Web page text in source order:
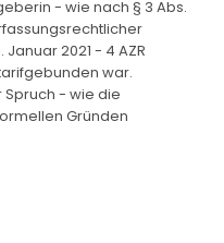
- wie nach § 3 Abs.
2021 - 4 AZR
war.
- wie die
Gründen